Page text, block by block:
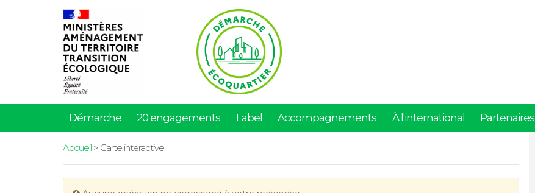
Démarche 20 engagements Label Accompagnements À l'international Partenaires
Accueil> Carte interactive